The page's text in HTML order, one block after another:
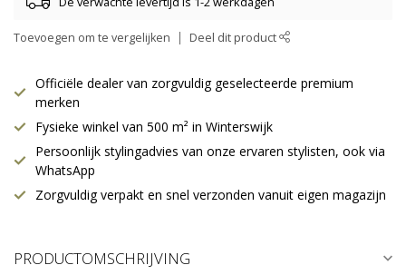
Toevoegen om te vergelijken Deel dit product
Officiële dealer van zorgvuldig geselecteerde premium
merken
Fysieke winkel van 500 m² in Winterswijk
Persoonlijk stylingadvies van onze ervaren stylisten, ook via
WhatsApp
Zorgvuldig verpakt en snel verzonden vanuit eigen magazijn
PRODUCTOMSCHRIJVING